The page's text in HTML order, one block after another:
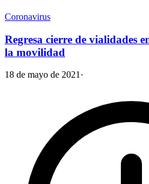
Coronavirus
Regresa cierre de vialidades
la movilidad
18 de mayo de 2021 ·